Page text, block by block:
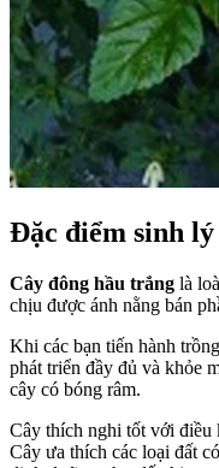
Đặc điểm sinh
Cây đông hầu trắng là
chịu được ánh nằng bán
Khi các bạn tiến hành
phát triển đầy đủ và khỏe
cây có bóng râm.
Cây thích nghi tốt với điều
Cây ưa thích các loại đất